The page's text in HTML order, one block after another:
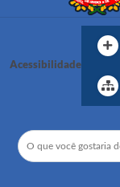
Acessibilidade